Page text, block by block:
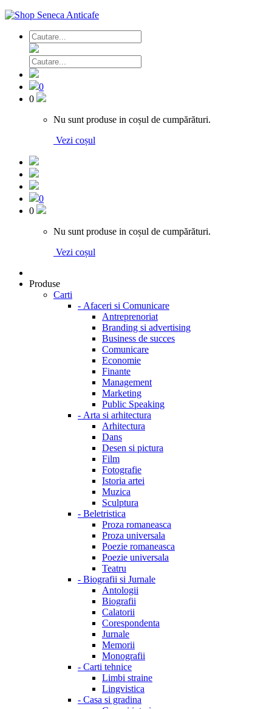
0
0
Nu sunt produse in coșul de cumpărături.
Vezi coșul
0
0
Nu sunt produse in coșul de cumpărături.
Vezi coșul
Produse
Carti
- Afaceri si Comunicare
Antreprenoriat
Branding si advertising
Business de succes
Comunicare
Economie
Finante
Management
Marketing
Public Speaking
- Arta si arhitectura
Arhitectura
Dans
Desen si pictura
Film
Fotografie
Istoria artei
Muzica
Sculptura
- Beletristica
Proza romaneasca
Proza universala
Poezie romaneasca
Poezie universala
Teatru
- Biografii si Jurnale
Antologii
Biografii
Calatorii
Corespondenta
Jurnale
Memorii
Monografii
- Carti tehnice
Limbi straine
Lingvistica
- Casa si gradina